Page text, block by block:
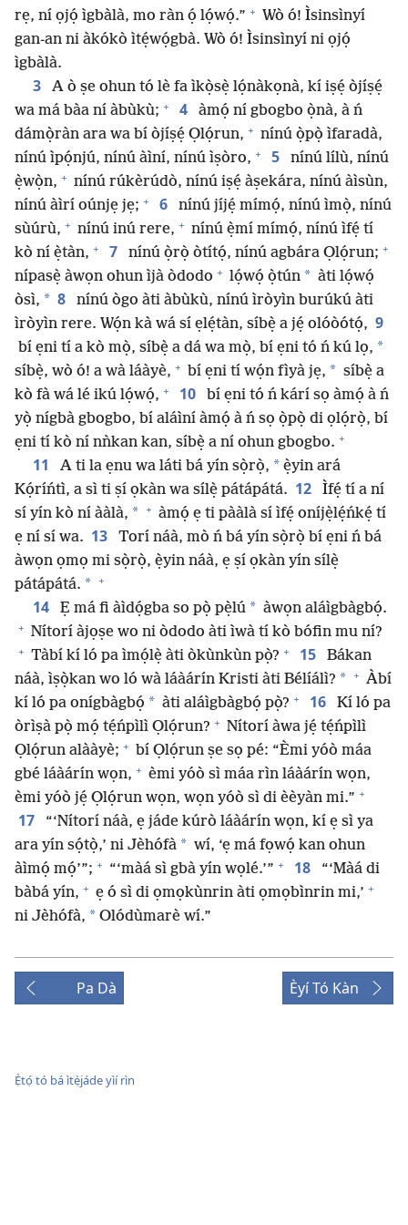
rẹ, ní ọjọ́ ìgbàlà, mo ràn ọ́ lọ́wọ́.” + Wò ó! Ìsinsìnyí
gan-an ni àkókò ìtẹ́wọ́gbà. Wò ó! Ìsinsìnyí ni ọjọ́
ìgbàlà.
3
A ò ṣe ohun tó lè fa ìkọ̀sẹ̀ lọ́nàkọnà, kí iṣẹ́ òjíṣẹ́
wa má bàa ní àbùkù; + 4
àmọ́ ní gbogbo ọ̀nà, à ń
dámọ̀ràn ara wa bí òjíṣẹ́ Ọlọ́run, + nínú ọ̀pọ̀ ìfaradà,
nínú ìpọ́njú, nínú àìní, nínú ìṣòro, + 5
nínú lílù, nínú
ẹ̀wọ̀n, + nínú rúkèrúdò, nínú iṣẹ́ àṣekára, nínú àìsùn,
nínú àìrí oúnjẹ jẹ; + 6
nínú jíjẹ́ mímọ́, nínú ìmọ̀, nínú
sùúrù, + nínú inú rere, + nínú ẹ̀mí mímọ́, nínú ìfẹ́ tí
kò ní ẹ̀tàn, + 7 nínú ọ̀rọ̀ òtítọ́, nínú agbára Ọlọ́run; +
nípasẹ̀ àwọn ohun ìjà òdodo + lọ́wọ́ ọ̀tún * àti lọ́wọ́
òsì, * 8
nínú ògo àti àbùkù, nínú ìròyìn burúkú àti
ìròyìn rere. Wọ́n kà wá sí ẹlẹ́tàn, síbẹ̀ a jẹ́ olóòótọ́, 9
bí ẹni tí a kò mọ̀, síbẹ̀ a dá wa mọ̀, bí ẹni tó ń kú lọ, *
síbẹ̀, wò ó! a wà láàyè, + bí ẹni tí wọ́n fìyà jẹ, * síbẹ̀ a
kò fà wá lé ikú lọ́wọ́, + 10
bí ẹni tó ń kárí sọ àmọ́ à ń
yọ̀ nígbà gbogbo, bí aláìní àmọ́ à ń sọ ọ̀pọ̀ di ọlọ́rọ̀, bí
ẹni tí kò ní nǹkan kan, síbẹ̀ a ní ohun gbogbo. +
11 A ti la ẹnu wa láti bá yín sọ̀rọ̀, * ẹ̀yin ará
Kọ́ríńtì, a sì ti ṣí ọkàn wa sílẹ̀ pátápátá. 12
Ìfẹ́ tí a ní
sí yín kò ní ààlà, * + àmọ́ ẹ ti pààlà sí ìfẹ́ oníjẹ̀lẹ́ńkẹ́ tí
ẹ ní sí wa. 13
Torí náà, mò ń bá yín sọ̀rọ̀ bí ẹni ń bá
àwọn ọmọ mi sọ̀rọ̀, ẹ̀yin náà, ẹ ṣí ọkàn yín sílẹ̀
pátápátá. * +
14 Ẹ má fi àìdọ́gba so pọ̀ pẹ̀lú * àwọn aláìgbàgbọ́.
+ Nítorí àjọṣe wo ni òdodo àti ìwà tí kò bófin mu ní?
+ Tàbí kí ló pa ìmọ́lẹ̀ àti òkùnkùn pọ̀? + 15
Bákan
náà, ìṣọ̀kan wo ló wà láàárín Kristi àti Bélíálì? * + Àbí
kí ló pa onígbàgbọ́ * àti aláìgbàgbọ́ pọ̀? + 16
Kí ló pa
òrìṣà pọ̀ mọ́ tẹ́ńpìlì Ọlọ́run? + Nítorí àwa jẹ́ tẹ́ńpìlì
Ọlọ́run alààyè; + bí Ọlọ́run ṣe sọ pé: “Èmi yóò máa
gbé láàárín wọn, + èmi yóò sì máa rìn láàárín wọn,
èmi yóò jẹ́ Ọlọ́run wọn, wọn yóò sì di èèyàn mi.” +
17
“‘Nítorí náà, ẹ jáde kúrò láàárín wọn, kí ẹ sì ya
ara yín sọ́tọ̀,’ ni Jèhófà * wí, ‘ẹ má fọwọ́ kan ohun
àìmọ́ mọ́’”; + “‘màá sì gbà yín wọlé.’” + 18
“‘Màá di
bàbá yín, + ẹ ó sì di ọmọkùnrin àti ọmọbìnrin mi,’ +
ni Jèhófà, * Olódùmarè wí.”
Pa Dà Èyí Tó Kàn
Ẹ̀tọ́ tó bá ìtẹ̀jáde yìí rìn